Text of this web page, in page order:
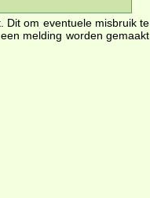
Dit om eventuele misbruik te
melding worden gemaakt